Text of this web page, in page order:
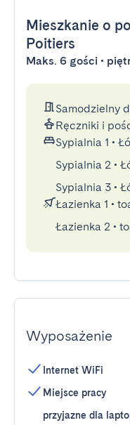
Mieszkanie o
Poitiers
Maks. 6 gości •
Samodzielny
Ręczniki i
Sypialnia 1 •
Sypialnia 2 •
Sypialnia 3 •
Łazienka 1 •
Łazienka 2 •
Wyposażenie
Internet WiFi
Miejsce pracy
przyjazne dla